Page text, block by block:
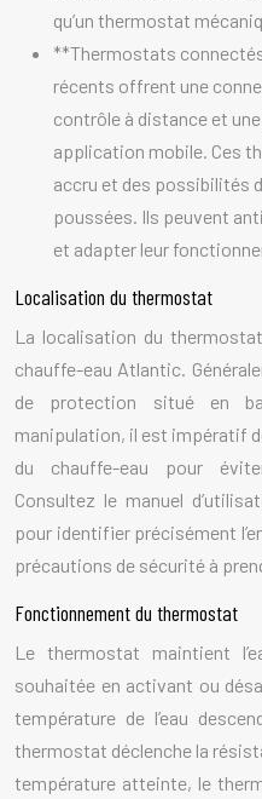
qu’un thermostat
**Thermostats
récents offrent une
contrôle à distance et
application mobile. Ces
accru et des possibilités
poussées. Ils peuvent
et adapter leur
Localisation du thermostat
La localisation du
chauffe-eau Atlantic.
de protection situé en
manipulation, il est impératif
du chauffe-eau pour
Consultez le manuel
pour identifier précisément
précautions de sécurité à
Fonctionnement du thermostat
Le thermostat maintient
souhaitée en activant ou
température de l’eau
thermostat déclenche la
température atteinte, le